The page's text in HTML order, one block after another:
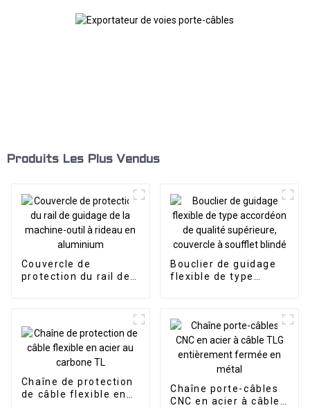
Produits Les Plus Vendus
Couvercle de
protection du rail de
Bouclier de guidage
flexible de type
Chaîne de protection
de câble flexible en
Chaîne porte-câbles
CNC en acier à câble